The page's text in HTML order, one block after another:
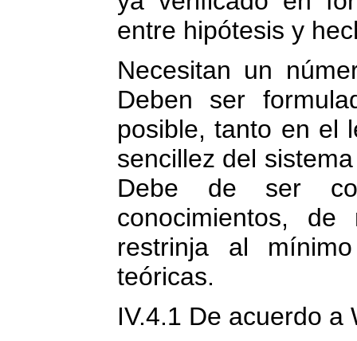
entre hipótesis y
Necesitan un
Deben ser
posible, tanto en el
sencillez del
Debe de ser
conocimientos,
restrinja al
teóricas.
IV.4.1 De acuerdo a